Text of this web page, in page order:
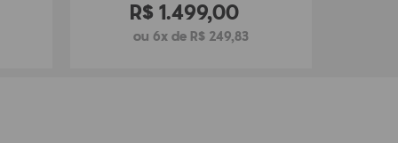
R$1.499,00
ou 6x de R$ 249,83